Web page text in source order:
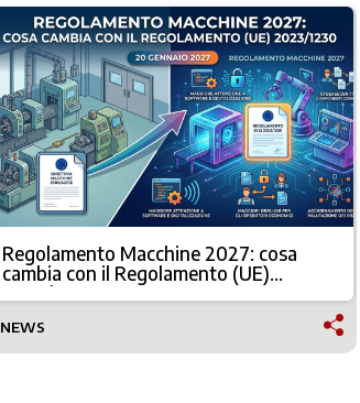
Regolamento Macchine 2027: cosa
cambia con il Regolamento (UE)
2023/1230
NEWS